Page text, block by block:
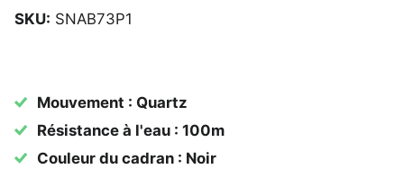
SKU: SNAB73P1
Mouvement : Quartz
Résistance à l'eau : 100m
Couleur du cadran : Noir